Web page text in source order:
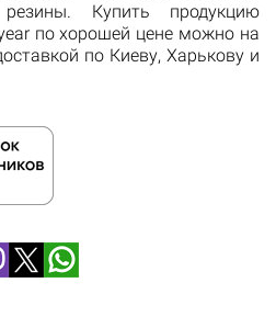
Купить продукцию
по хорошей цене можно на
по Киеву, Харькову и